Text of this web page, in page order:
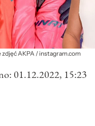
zdjęć AKPA / instagram.com
01.12.2022, 15:23